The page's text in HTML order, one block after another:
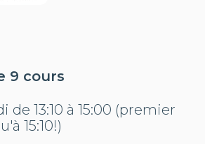
9 cours
de 13:10 à 15:00 (premier
15:10!)